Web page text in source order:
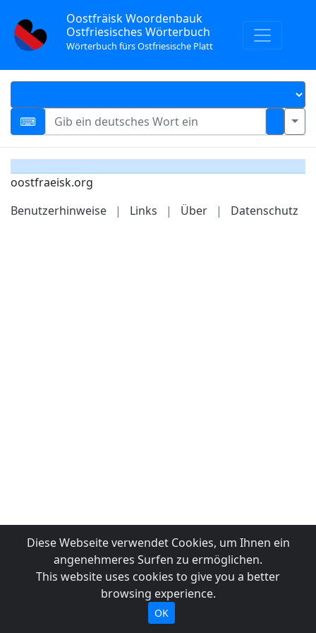
Oostfräisk Woordenbauk
Ostfriesisches Wörterbuch
Wörterbuch fürs Ostfriesische Platt
oostfraeisk.org
Benutzerhinweise
| Links | Über | Datenschutz
Diese Webseite verwendet Cookies, um Ihnen ein
angenehmeres Surfen zu ermöglichen.
This website uses cookies to give you a better
browsing experience.
OK